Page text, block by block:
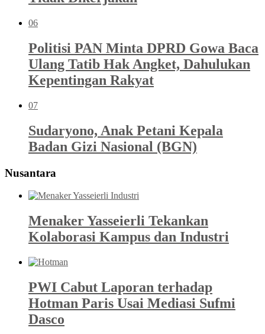
06
Politisi PAN Minta DPRD Gowa Baca
Ulang Tatib Hak Angket, Dahulukan
Kepentingan Rakyat
07
Sudaryono, Anak Petani Kepala
Badan Gizi Nasional (BGN)
Nusantara
Menaker Yasseierli Tekankan
Kolaborasi Kampus dan Industri
PWI Cabut Laporan terhadap
Hotman Paris Usai Mediasi Sufmi
Dasco